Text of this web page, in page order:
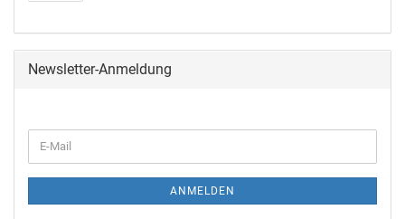
Newsletter-Anmeldung
ANMELDEN